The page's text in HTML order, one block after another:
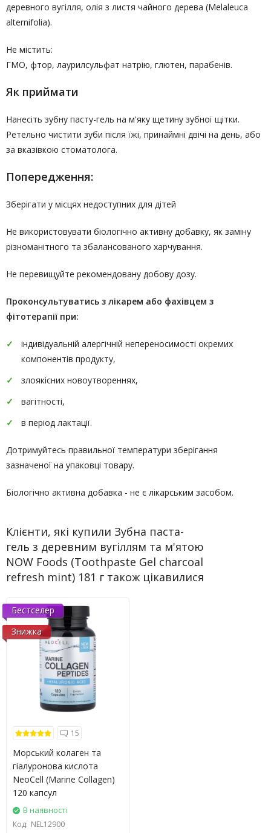
деревного вугілля, олія з листя чайного дерева (Melaleuca
alternifolia).
Не містить:
ГМО, фтор, лаурилсульфат натрію, глютен, парабенів.
Як приймати
Нанесіть зубну пасту-гель на м'яку щетину зубної щітки.
Ретельно чистити зуби після їжі, принаймні двічі на день, або
за вказівкою стоматолога.
Попередження:
Зберігати у місцях недоступних для дітей
Не використовувати біологічно активну добавку, як заміну
різноманітного та збалансованого харчування.
Не перевищуйте рекомендовану добову дозу.
Проконсультуватись з лікарем або фахівцем з
фітотерапії при:
індивідуальній алергічній непереносимості окремих
компонентів продукту,
злоякісних новоутвореннях,
вагітності,
в період лактації.
Дотримуйтесь правильної температури зберігання
зазначеної на упаковці товару.
Біологічно активна добавка - не є лікарським засобом.
Клієнти, які купили Зубна паста-
гель з деревним вугіллям та м'ятою
NOW Foods (Toothpaste Gel charcoal
refresh mint) 181 г також цікавилися
Бестселер
Знижка
15
Морський колаген та
гіалуронова кислота
NeoCell (Marine Collagen)
120 капсул
В наявності
Код: NEL12900